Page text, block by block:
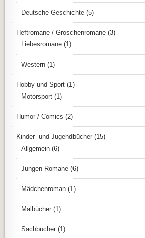
Deutsche Geschichte (5)
Heftromane / Groschenromane (3)
Liebesromane (1)
Western (1)
Hobby und Sport (1)
Motorsport (1)
Humor / Comics (2)
Kinder- und Jugendbücher (15)
Allgemein (6)
Jungen-Romane (6)
Mädchenroman (1)
Malbücher (1)
Sachbücher (1)